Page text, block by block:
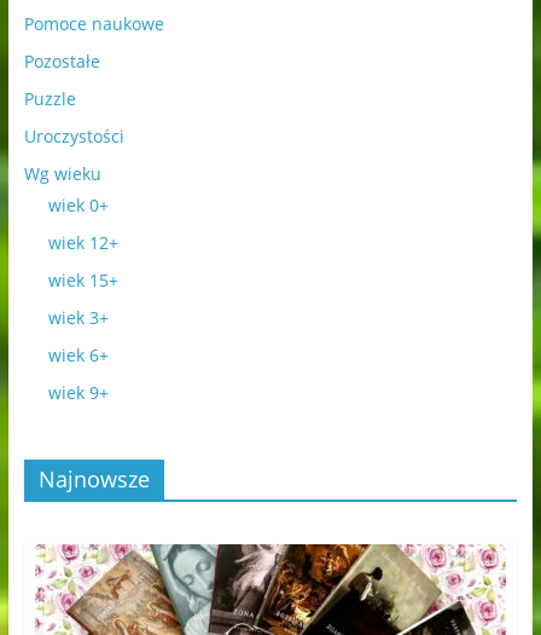
Pomoce naukowe
Pozostałe
Puzzle
Uroczystości
Wg wieku
wiek 0+
wiek 12+
wiek 15+
wiek 3+
wiek 6+
wiek 9+
Najnowsze